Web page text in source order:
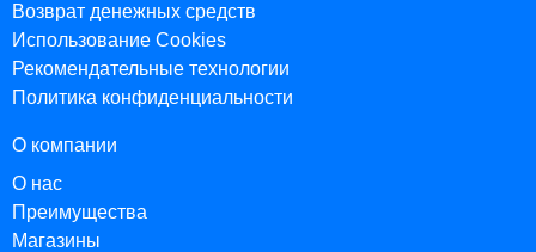
Возврат денежных средств
Использование Cookies
Рекомендательные технологии
Политика конфиденциальности
О компании
О нас
Преимущества
Магазины